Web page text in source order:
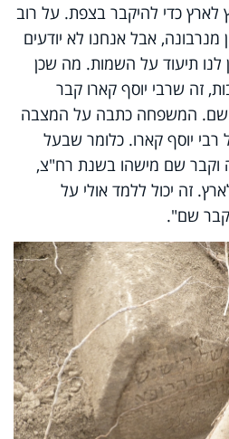
לארץ כדי להיקבר בצפת. על רוב
אבל אנחנו לא יודעים
לנו תיעוד על השמות. מה שכן
זה שרבי יוסף קארו קבר
שם. המשפחה כתבה על המצבה
יוסף קארו. כלומר שבעל
וקבר שם מישהו בשנת רח"צ,
זה יכול ללמד אולי על
שם".